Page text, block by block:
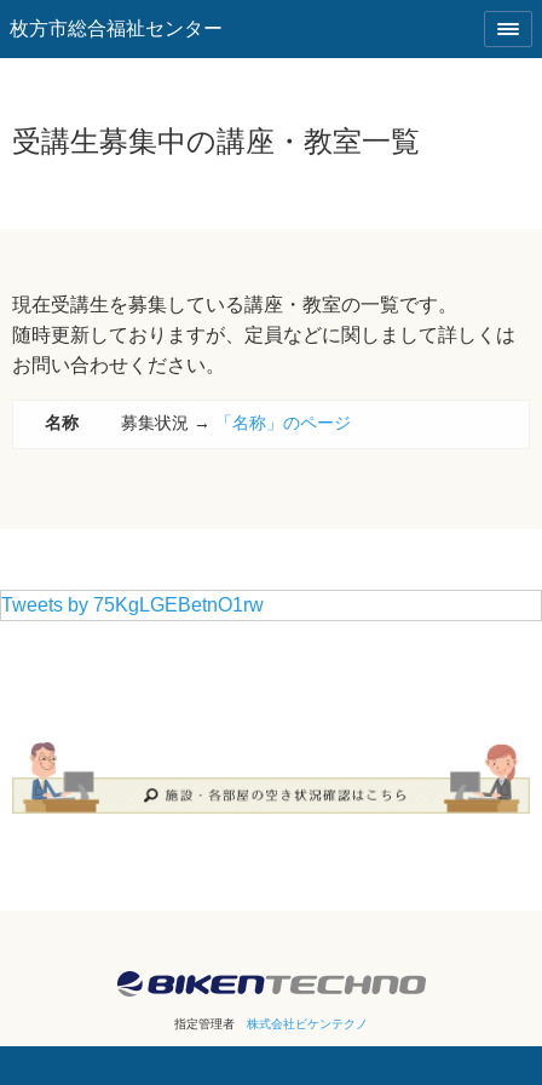
枚方市総合福祉センター
受講生募集中の講座・教室一覧
現在受講生を募集している講座・教室の一覧です。
随時更新しておりますが、定員などに関しまして詳しくは
お問い合わせください。
名称 募集状況 → 「名称」のページ
Tweets by 75KgLGEBetnO1rw
指定管理者 株式会社ビケンテクノ